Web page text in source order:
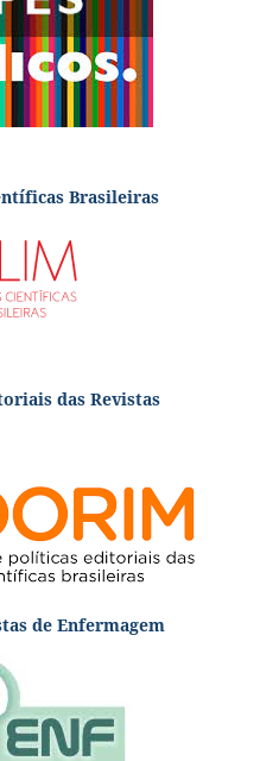
Brasileiras
das Revistas
de Enfermagem